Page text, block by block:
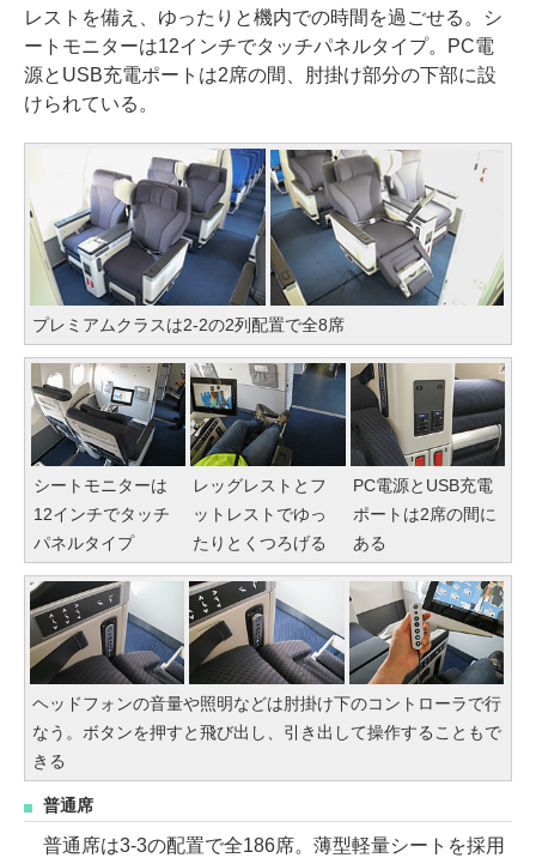
レストを備え、ゆったりと機内での時間を過ごせる。シ
ートモニターは12インチでタッチパネルタイプ。PC電
源とUSB充電ポートは2席の間、肘掛け部分の下部に設
けられている。
プレミアムクラスは2-2の2列配置で全8席
シートモニターは
12インチでタッチ
パネルタイプ
レッグレストとフ
ットレストでゆっ
たりとくつろげる
PC電源とUSB充電
ポートは2席の間に
ある
ヘッドフォンの音量や照明などは肘掛け下のコントローラで行
なう。ボタンを押すと飛び出し、引き出して操作することもで
きる
普通席
普通席は3-3の配置で全186席。薄型軽量シートを採用